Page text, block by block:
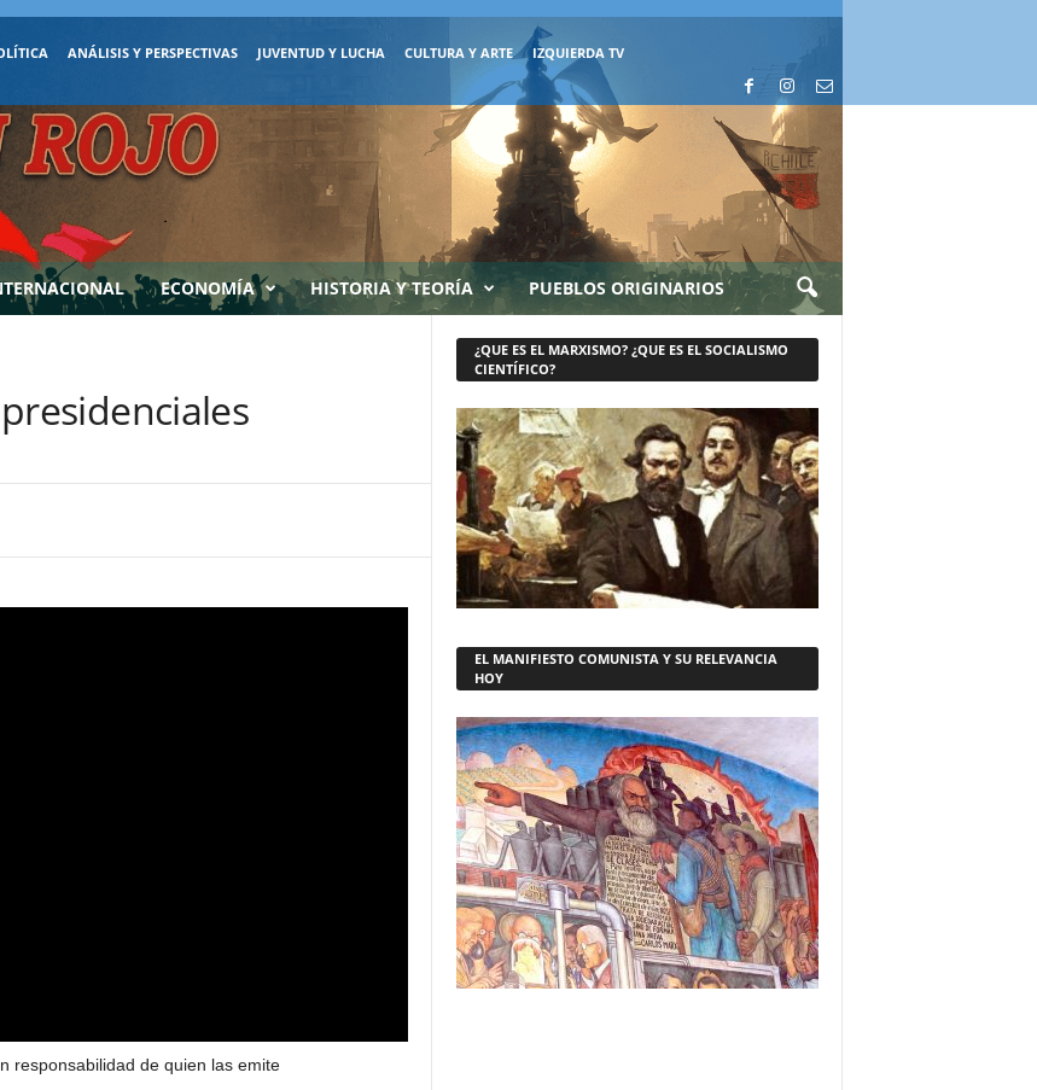
ANÁLISIS Y PERSPECTIVAS JUVENTUD Y LUCHA CULTURA Y ARTE IZQUIERDA TV
ECONOMÍA HISTORIA Y TEORÍA PUEBLOS ORIGINARIOS
responsabilidad de quien las emite
¿QUE ES EL MARXISMO? ¿QUE ES EL SOCIALISMO
CIENTÍFICO?
EL MANIFIESTO COMUNISTA Y SU RELEVANCIA
HOY